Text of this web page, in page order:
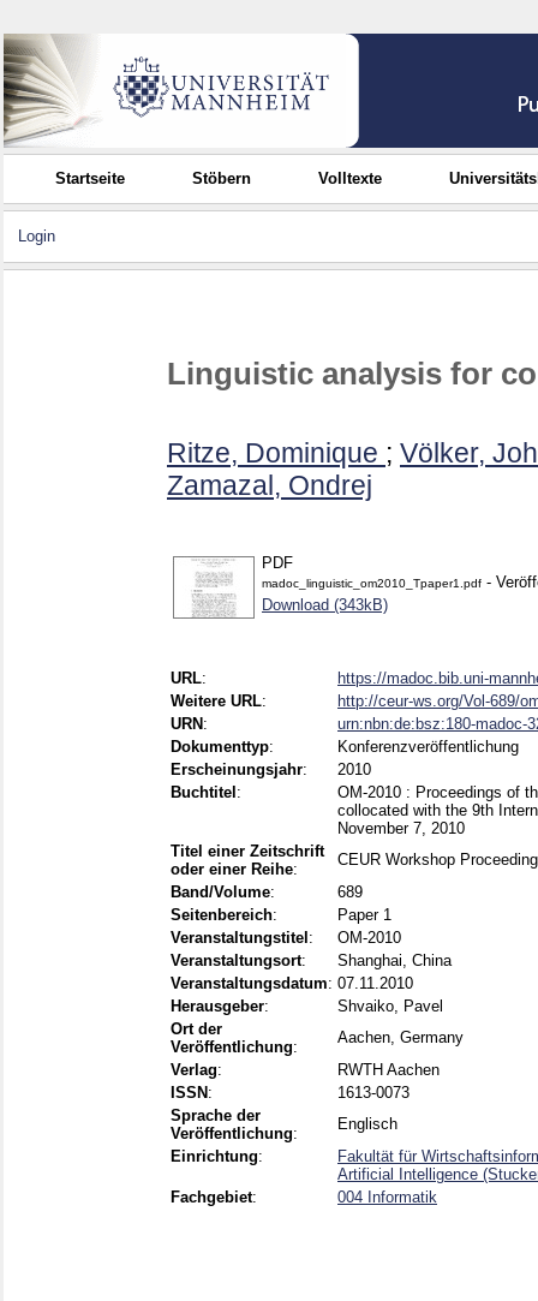
Startseite Stöbern Volltexte
Login
Linguistic analysis for
Ritze, Dominique ; Völker,
Zamazal, Ondrej
PDF
madoc_linguistic_om2010_Tpaper1.pdf -
Download (343kB)
URL:
https://madoc.bib.uni-
Weitere URL:
http://ceur-ws.org/Vol-689/
URN :
urn:nbn:de:bsz:180-madoc-
Dokumenttyp:
Konferenzveröffentlichung
Erscheinungsjahr:
2010
Buchtitel :
OM-2010 : Proceedings of
collocated with the 9th
November 7, 2010
Titel einer Zeitschrift
oder einer Reihe:
CEUR Workshop
Band/Volume:
689
Seitenbereich:
Paper 1
Veranstaltungstitel :
OM-2010
Veranstaltungsort:
Shanghai, China
Veranstaltungsdatum: 07.11.2010
Herausgeber:
Shvaiko, Pavel
Ort der
Veröffentlichung:
Aachen, Germany
Verlag:
RWTH Aachen
ISSN :
1613-0073
Sprache der
Veröffentlichung:
Englisch
Einrichtung:
Fakultät für
Artificial Intelligence
Fachgebiet: 004 Informatik